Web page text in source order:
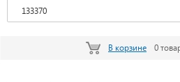
В корзине 0